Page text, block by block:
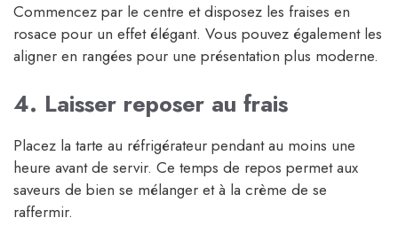
Commencez par le centre et disposez les fraises en
rosace pour un effet élégant. Vous pouvez également les
aligner en rangées pour une présentation plus moderne.
4. Laisser reposer au frais
Placez la tarte au réfrigérateur pendant au moins une
heure avant de servir. Ce temps de repos permet aux
saveurs de bien se mélanger et à la crème de se
raffermir.